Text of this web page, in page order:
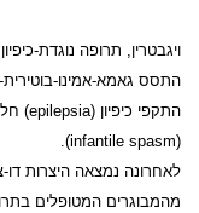
ויגבטרין, תרופה נוגדת-
התסס גאמא-אמינו-
התקפי כיפיון (epilepsia
)
(
infantile spasm
).
מהמבוגרים המטופלים